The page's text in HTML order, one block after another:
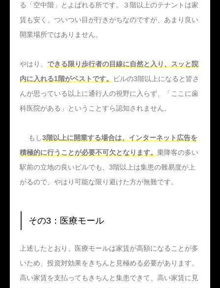
る「空中階」とよばれる所です。３階以上のテナントは家
賃も安く、ついつい目が行きがちなのですが、あまり良い
開業場所ではありません。
やはり、 できる限り歩行者の目線に自然と入り、スッと院
内に入れる1階がベストです。
ビルの3階以上になると皆さ
んが思っている以上に通行人の視野に入らず、「ここに歯
科医院がある」ということすら認知されません。
もし3階以上に開業する場合は、インターネット広告を
積極的に行うことが必要不可欠となります。 乗降客の多い
駅前の立地の良いビルでも、3階以上は集患の難易度が上
がるので、やはり可能な限り避けた方が無難です。
その3：医療モール
上述したとおり、医療モールは家賃が高額になることが多
いため、投資対効果をきちんと見極める必要があります。
高い家賃を支払ってもきちんと集患できて、高い家賃に見